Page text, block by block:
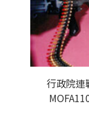
行政院連